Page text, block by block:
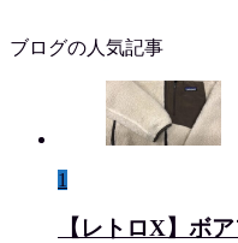
ブログの人気記事
1
【レトロX】ボ